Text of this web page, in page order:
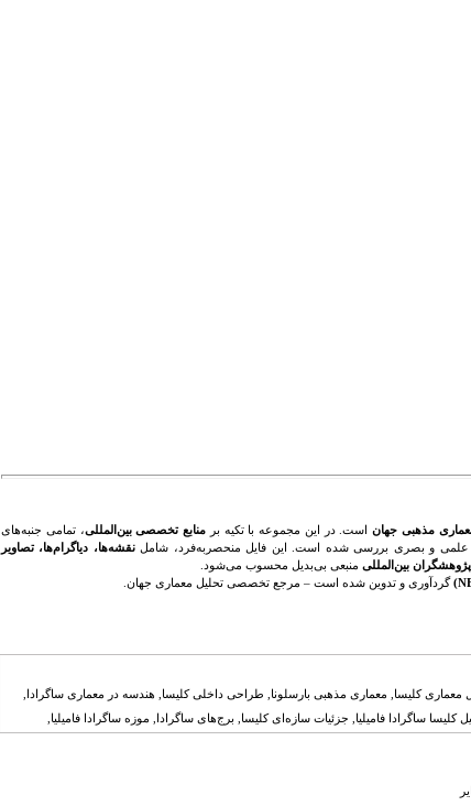
مذهبی جهاناست. در این مجموعه با تکیه بر منابع تخصصی بین‌المللی، تمامی جنبه‌های
علمی و بصری بررسی شده است. این فایل منحصربه‌فرد، شاملنقشه‌ها، دیاگرام‌ها، تصاویر
بین‌المللی منبعی بی‌بدیل محسوب می‌شود.
گردآوری و تدوین شده است – مرجع تخصصی تحلیل معماری جهان.
معماری کلیسا, معماری مذهبی بارسلونا, طراحی داخلی کلیسا, هندسه در معماری ساگرادا,
ساگرادا فامیلیا, جزئیات سازه‌ای کلیسا, برج‌های ساگرادا, موزه ساگرادا فامیلیا,